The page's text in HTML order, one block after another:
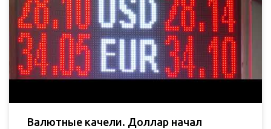
Валютные качели. Доллар начал